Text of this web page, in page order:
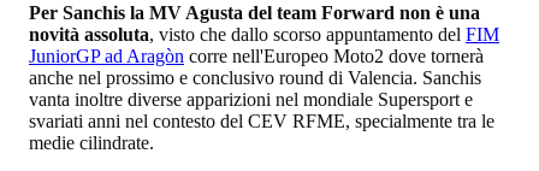
Per Sanchis la MV Agusta del team Forward non è una
novità assoluta, visto che dallo scorso appuntamento del FIM
JuniorGP ad Aragòn corre nell'Europeo Moto2 dove tornerà
anche nel prossimo e conclusivo round di Valencia. Sanchis
vanta inoltre diverse apparizioni nel mondiale Supersport e
svariati anni nel contesto del CEV RFME, specialmente tra le
medie cilindrate.